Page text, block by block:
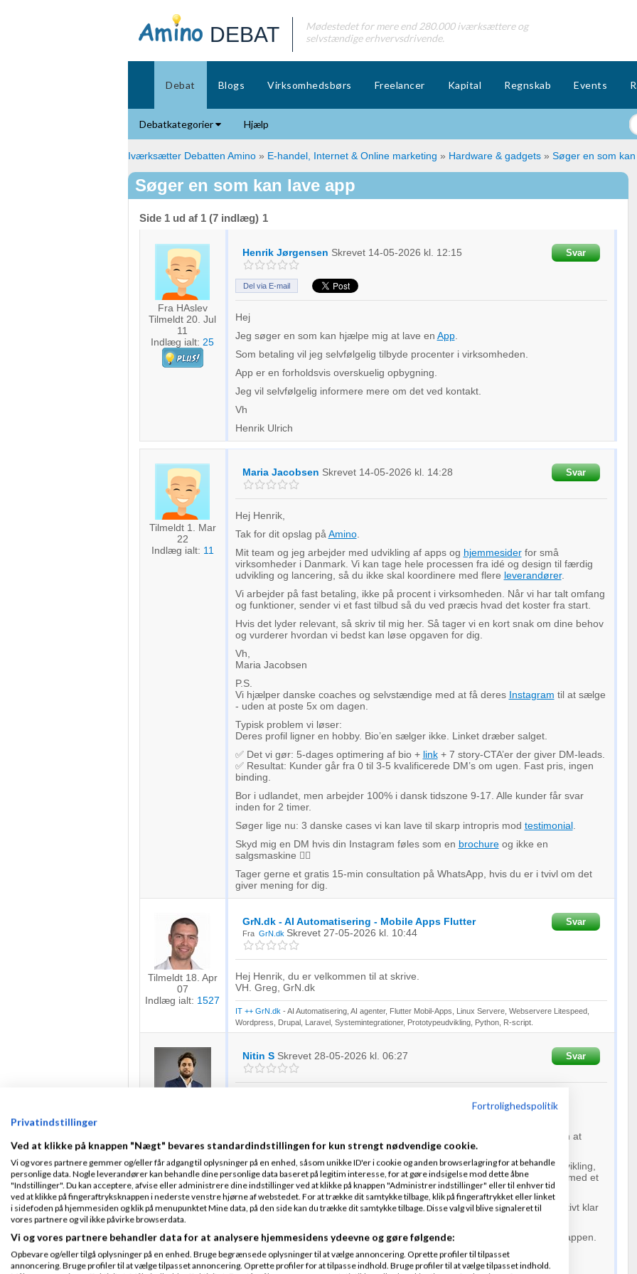
DEBAT
Mødestedet for mere end 280.000 iværksættere og
selvstændige erhvervsdrivende.
Debat Blogs Virksomhedsbørs Freelancer Kapital Regnskab Events
Debatkategorier Hjælp
Iværksætter Debatten Amino » E-handel, Internet & Online marketing » Hardware & gadgets » Søger en som
Søger en som kan lave app
Side 1 ud af 1 (7 indlæg) 1
Fra HAslev
Tilmeldt 20. Jul
11
Indlæg ialt: 25
Henrik Jørgensen Skrevet 14-05-2026 kl. 12:15 Svar
Del via E-mail
Hej
Jeg søger en som kan hjælpe mig at lave en App.
Som betaling vil jeg selvfølgelig tilbyde procenter i virksomheden.
App er en forholdsvis overskuelig opbygning.
Jeg vil selvfølgelig informere mere om det ved kontakt.
Vh
Henrik Ulrich
Tilmeldt 1. Mar
22
Indlæg ialt: 11
Maria Jacobsen Skrevet 14-05-2026 kl. 14:28 Svar
Hej Henrik,
Tak for dit opslag på Amino.
Mit team og jeg arbejder med udvikling af apps og hjemmesiderfor små
virksomheder i Danmark. Vi kan tage hele processen fra idé og design til færdig
udvikling og lancering, så du ikke skal koordinere med flere leverandører.
Vi arbejder på fast betaling, ikke på procent i virksomheden. Når vi har talt omfang
og funktioner, sender vi et fast tilbud så du ved præcis hvad det koster fra start.
Hvis det lyder relevant, så skriv til mig her. Så tager vi en kort snak om dine behov
og vurderer hvordan vi bedst kan løse opgaven for dig.
Vh,
Maria Jacobsen
P.S.
Vi hjælper danske coaches og selvstændige med at få deres Instagram til at sælge
- uden at poste 5x om dagen.
Typisk problem vi løser:
Deres profil ligner en hobby. Bio’en sælger ikke. Linket dræber salget.
✅ Det vi gør: 5-dages optimering af bio + link+ 7 story-CTA’er der giver DM-leads.
✅ Resultat: Kunder går fra 0 til 3-5 kvalificerede DM’s om ugen. Fast pris, ingen
binding.
Bor i udlandet, men arbejder 100% i dansk tidszone 9-17. Alle kunder får svar
inden for 2 timer.
Søger lige nu: 3 danske cases vi kan lave til skarp intropris mod testimonial.
Skyd mig en DM hvis din Instagram føles som en brochureog ikke en
salgsmaskine 👇🏻
Tager gerne et gratis 15-min consultation på WhatsApp, hvis du er i tvivl om det
giver mening for dig.
Tilmeldt 18. Apr
07
Indlæg ialt: 1527
GrN.dk - AI Automatisering - Mobile Apps Flutter
Fra GrN.dk Skrevet 27-05-2026 kl. 10:44
Svar
Hej Henrik, du er velkommen til at skrive.
VH. Greg, GrN.dk
IT ++ GrN.dk - AI Automatisering, AI agenter, Flutter Mobil-Apps, Linux Servere, Webservere Litespeed,
Wordpress, Drupal, Laravel, Systemintegrationer, Prototypeudvikling, Python, R-script.
25
Indlæg ialt:
39
Nitin S Skrevet 28-05-2026 kl. 06:27 Svar
At bygge en app handler ofte ikke kun om selve udviklingen, men også om at
skabe den rette struktur, skalerbarhed og brugeroplevelse fra starten.
Jeg er administrerende direktør hos Nitwebs, hvor vi arbejder med appudvikling,
SaaS-platforme, automatisering og skalerbare digitale løsninger sammen med et
specialiseret teknisk team.
Dit projekt lyder interessant, især fordi du allerede nævner at have en relativt klar
Jeg vil meget gerne høre mere om ideen og den langsigtede retning bag appen.
Med venlig hilsen
Nitin
Fortrolighedspolitik
Privatindstillinger
Ved at klikke på knappen "Nægt" bevares standardindstillingen for kun strengt nødvendige cookie.
Vi og vores partnere gemmer og/eller får adgang til oplysninger på en enhed, såsom unikke ID'er i cookie og anden browserlagring for at behandle
personlige data. Nogle leverandører kan behandle dine personlige data baseret på legitim interesse, for at gøre indsigelse mod dette åbne
"Indstillinger". Du kan acceptere, afvise eller administrere dine indstillinger ved at klikke på knappen "Administrer indstillinger" eller til enhver tid
ved at klikke på fingeraftryksknappen i nederste venstre hjørne af webstedet. For at trække dit samtykke tilbage, klik på fingeraftrykket eller linket
i sidefoden på hjemmesiden og klik på menupunktet Mine data, på den side kan du trække dit samtykke tilbage. Disse valg vil blive signaleret til
vores partnere og vil ikke påvirke browserdata.
Vi og vores partnere behandler data for at analysere hjemmesidens ydeevne og gøre følgende:
Opbevare og/eller tilgå oplysninger på en enhed. Bruge begrænsede oplysninger til at vælge annoncering. Oprette profiler til tilpasset
annoncering. Bruge profiler til at vælge tilpasset annoncering. Oprette profiler for at tilpasse indhold. Bruge profiler til at vælge tilpasset indhold.